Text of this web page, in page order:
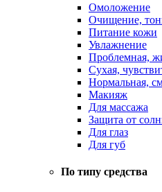
Омоложение
Очищение,
Питание кожи
Увлажнение
Проблемная,
Сухая,
Нормальная,
Макияж
Для массажа
Защита от
Для глаз
Для губ
По типу средства